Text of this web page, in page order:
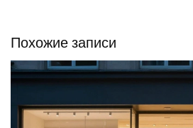
Похожие записи